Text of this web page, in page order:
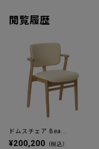
閲覧履歴
ドムスチェア Bea...
¥200,200 （税込）